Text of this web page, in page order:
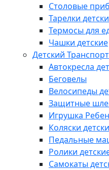
Столовые
Тарелки
Термосы для
Чашки детские
Детский Транспорт
Автокресла
Беговелы
Велосипеды
Защитные
Игрушка
Коляски
Педальные
Ролики
Самокаты